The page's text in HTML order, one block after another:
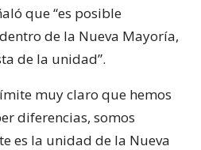
que “es posible
de la Nueva Mayoría,
de la unidad”.
muy claro que hemos
diferencias, somos
es la unidad de la Nueva